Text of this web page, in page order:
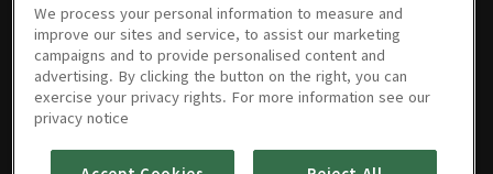
8/5 TV조
선 • 3분
8/5 MBC
• 3분
8/5 YTN •
3분
8/5 YTN •
3분
8/4 채널A
• 1시간
8/4 JTBC
• 2분
We process your personal information to measure and
improve our sites and service, to assist our marketing
campaigns and to provide personalised content and
advertising. By clicking the button on the right, you can
exercise your privacy rights. For more information see our
privacy notice